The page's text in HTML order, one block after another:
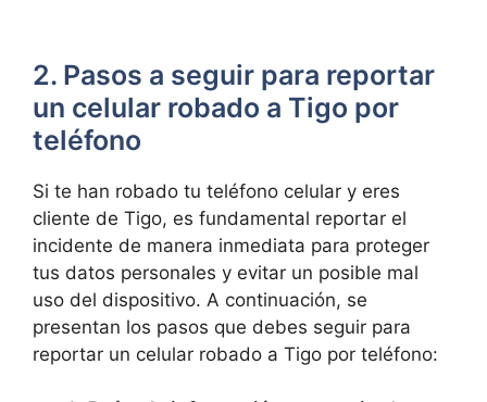
2. ⁢Pasos ⁤a seguir para reportar
un celular robado a Tigo por
teléfono
Si te han robado tu teléfono celular y‌ eres
cliente⁢ de Tigo, es fundamental reportar el
⁣incidente de ‌manera⁢ inmediata para proteger
tus datos personales y evitar ‌un posible mal
⁢uso del ​dispositivo. A continuación, se⁢
presentan los pasos que debes seguir para
reportar un celular robado a Tigo por teléfono: